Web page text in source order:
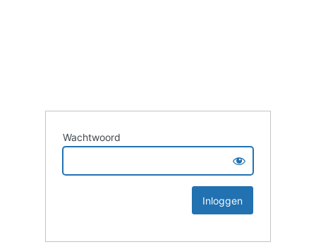
Wachtwoord